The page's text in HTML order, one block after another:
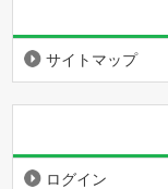
サイトマップ
ログイン